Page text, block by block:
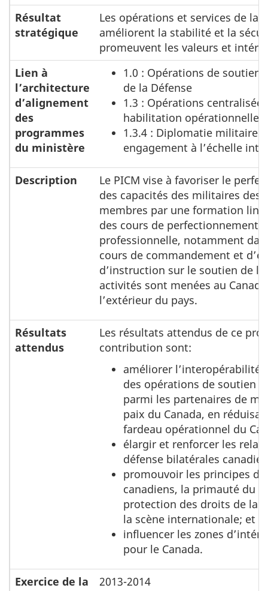
Résultat
stratégique
Les opérations et services de la
améliorent la stabilité et la
promeuvent les valeurs et
Lien à
l’architecture
d’alignement
des
programmes
du ministère
1.0 : Opérations de soutien
de la Défense
1.3 : Opérations
habilitation opérationnelle
1.3.4 : Diplomatie militaire
engagement à l’échelle
Description
Le PICM vise à favoriser le
des capacités des militaires des
membres par une formation
des cours de perfectionnement
professionnelle, notamment
cours de commandement et
d’instruction sur le soutien de la
activités sont menées au
l’extérieur du pays.
Résultats
attendus
Les résultats attendus de ce
contribution sont:
améliorer l’interopérabilité
des opérations de soutien
parmi les partenaires de
paix du Canada, en
fardeau opérationnel du
élargir et renforcer les
défense bilatérales
promouvoir les principes
canadiens, la primauté du
protection des droits de la
la scène internationale; et
influencer les zones
pour le Canada.
Exercice de la
2013-2014